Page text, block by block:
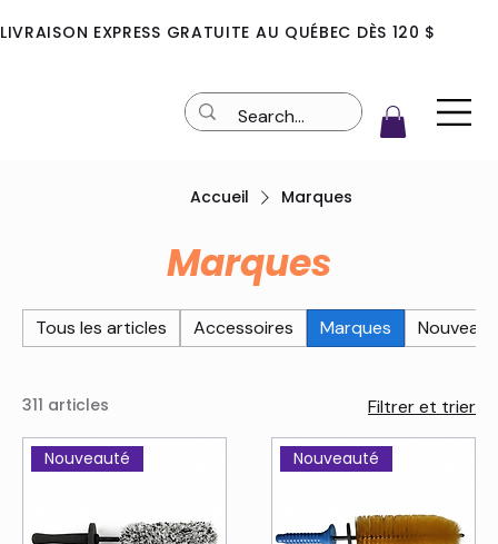
LIVRAISON EXPRESS GRATUITE AU QUÉBEC DÈS 120 $
Accueil Marques
Marques
Tous les articles Accessoires Marques
311 articles Filtrer et trier
Nouveauté Nouveauté